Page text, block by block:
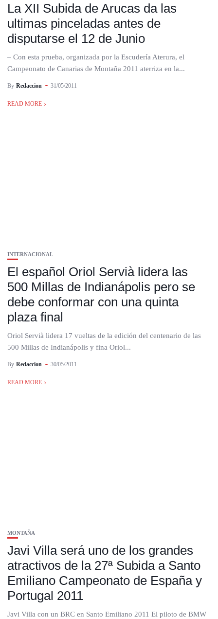
La XII Subida de Arucas da las
ultimas pinceladas antes de
disputarse el 12 de Junio
– Con esta prueba, organizada por la Escudería Aterura, el
Campeonato de Canarias de Montaña 2011 aterriza en la...
By Redaccion 31/05/2011
READ MORE
INTERNACIONAL
El español Oriol Servià lidera las
500 Millas de Indianápolis pero se
debe conformar con una quinta
plaza final
Oriol Servià lidera 17 vueltas de la edición del centenario de las
500 Millas de Indianápolis y fina Oriol...
By Redaccion 30/05/2011
READ MORE
MONTAÑA
Javi Villa será uno de los grandes
atractivos de la 27ª Subida a Santo
Emiliano Campeonato de España y
Portugal 2011
Javi Villa con un BRC en Santo Emiliano 2011 El piloto de BMW